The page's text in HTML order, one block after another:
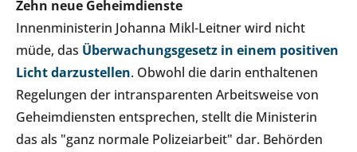
Zehn neue Geheimdienste
Innenministerin Johanna Mikl-Leitner wird nicht
müde, das Überwachungsgesetz in einem positiven
Licht darzustellen. Obwohl die darin enthaltenen
Regelungen der intransparenten Arbeitsweise von
Geheimdiensten entsprechen, stellt die Ministerin
das als "ganz normale Polizeiarbeit" dar. Behörden